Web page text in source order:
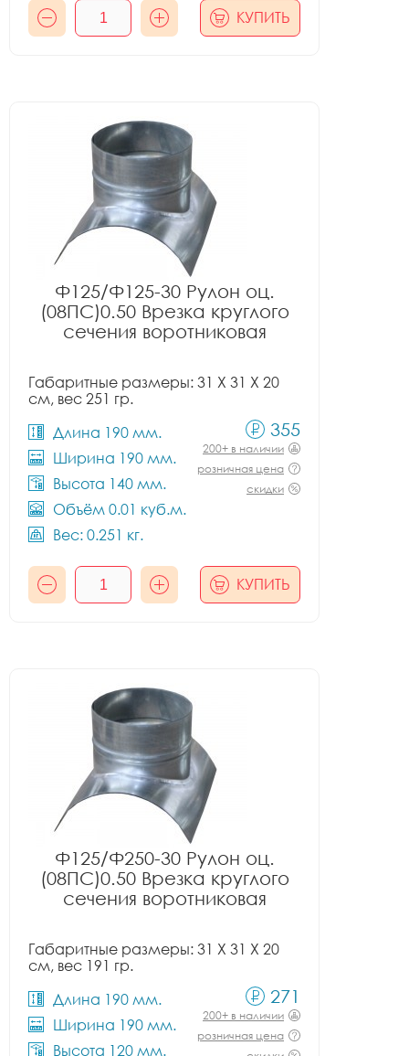
КУПИТЬ
Ф125/Ф125-30 Рулон оц.
(08ПС)0.50 Врезка круглого
сечения воротниковая
Габаритные размеры: 31 X 31 X 20
см, вес 251 гр.
Длина 190 мм.
Ширина 190 мм.
Высота 140 мм.
Объём 0.01 куб.м.
Вес: 0.251 кг.
355
200+ в наличии
розничная цена
скидки
КУПИТЬ
Ф125/Ф250-30 Рулон оц.
(08ПС)0.50 Врезка круглого
сечения воротниковая
Габаритные размеры: 31 X 31 X 20
см, вес 191 гр.
Длина 190 мм.
Ширина 190 мм.
Высота 120 мм.
271
200+ в наличии
розничная цена